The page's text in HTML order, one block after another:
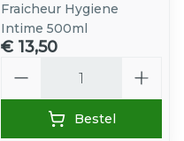
Fraicheur Hygiene
Intime 500ml
€ 13,50
Bestel